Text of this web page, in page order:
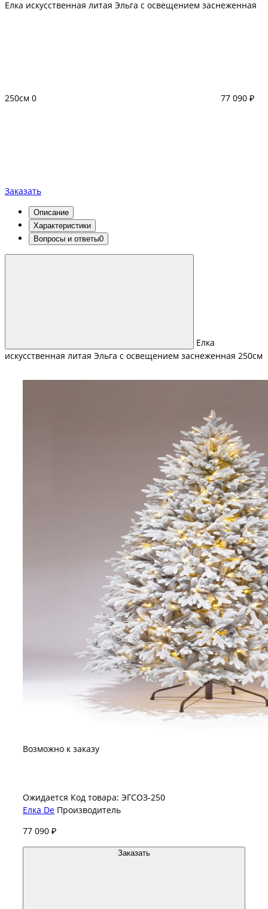
Елка искусственная литая Эльга с освещением заснеженная
250см 0 77 090 ₽
Заказать
Описание
Характеристики
Вопросы и ответы0
Елка
искусственная литая Эльга с освещением заснеженная 250см
Возможно к заказу
Ожидается Код товара: ЭГСОЗ-250
Елка De Производитель
77 090 ₽
Заказать